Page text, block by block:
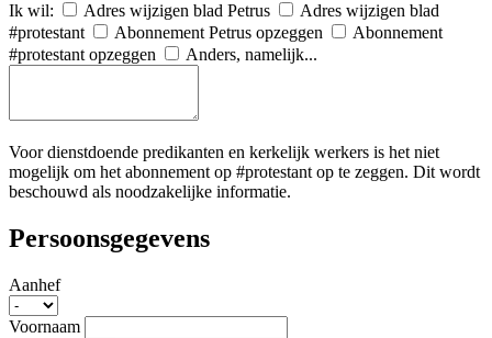
Ik wil: Adres wijzigen blad Petrus
Adres wijzigen blad
#protestant
Abonnement Petrus opzeggen
Abonnement
#protestant opzeggen
Anders, namelijk...
Voor dienstdoende predikanten en kerkelijk werkers is het niet
mogelijk om het abonnement op #protestant op te zeggen. Dit wordt
beschouwd als noodzakelijke informatie.
Persoonsgegevens
Aanhef
Voornaam